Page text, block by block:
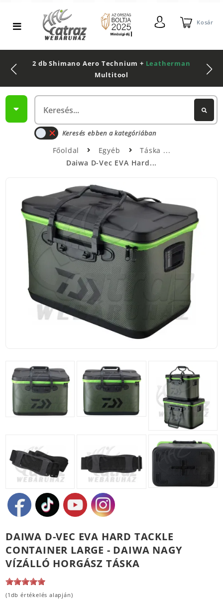
Kosár
2 db Shimano Aero Technium + Leatherman
Multitool
Keresés ebben a kategóriában
Főoldal Egyéb
Táska
Daiwa D-Vec EVA Hard...
DAIWA D-VEC EVA HARD TACKLE
CONTAINER LARGE - DAIWA NAGY
VÍZÁLLÓ HORGÁSZ TÁSKA
(1db értékelés alapján)